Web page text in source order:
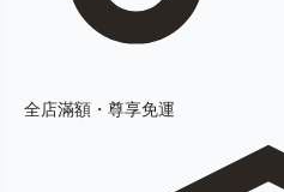
全店滿額・尊享免運